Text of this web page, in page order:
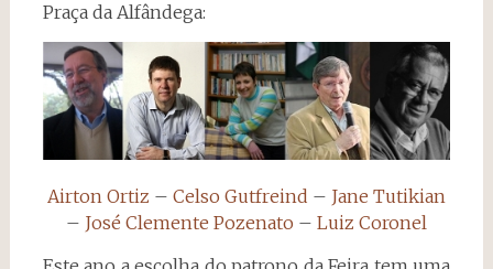
Praça da Alfândega:
Airton Ortiz – Celso Gutfreind – Jane Tutikian
– José Clemente Pozenato – Luiz Coronel